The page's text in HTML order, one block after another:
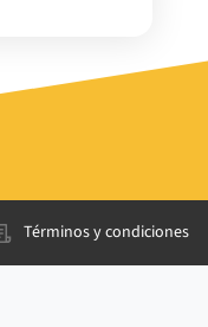
Términos y condiciones